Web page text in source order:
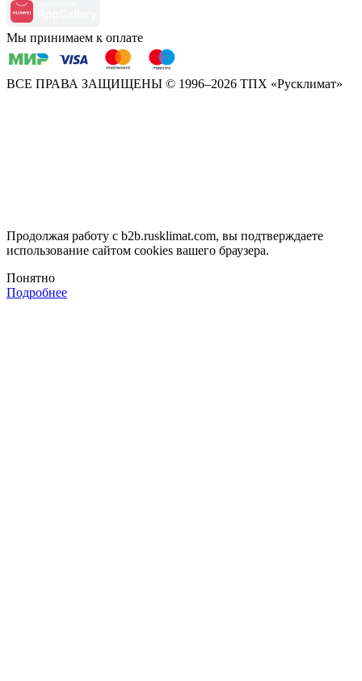
Мы принимаем к оплате
ВСЕ ПРАВА ЗАЩИЩЕНЫ © 1996–2026 ТПХ «Русклимат»
Продолжая работу с b2b.rusklimat.com, вы подтверждаете
использование сайтом cookies вашего браузера.
Понятно
Подробнее